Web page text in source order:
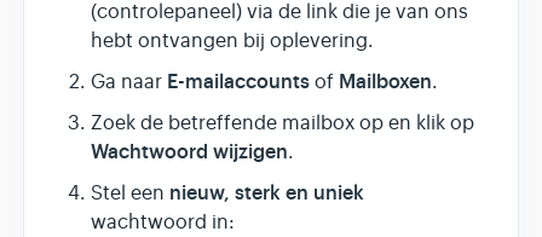
(controlepaneel) via de link die je van ons
hebt ontvangen bij oplevering.
Ga naar E-mailaccounts of Mailboxen.
Zoek de betreffende mailbox op en klik op
Wachtwoord wijzigen.
Stel een nieuw, sterk en uniek
wachtwoord in: